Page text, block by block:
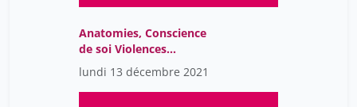
Anatomies, Conscience
de soi Violences
Génitales(Table ronde)
lundi 13 décembre 2021